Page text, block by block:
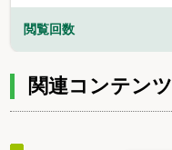
閲覧回数
関連コンテンツ